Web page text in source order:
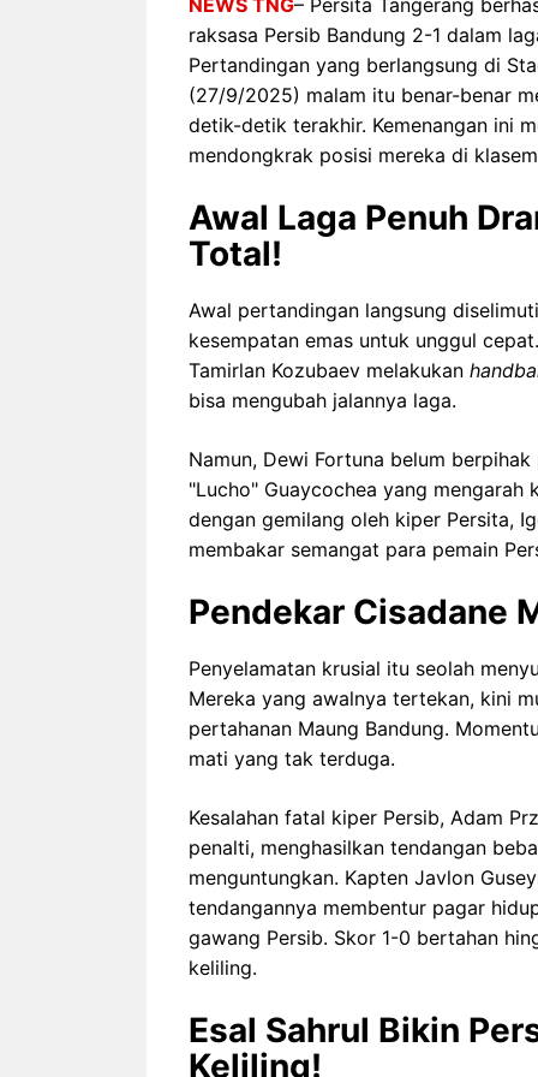
NEWS TNG– Persita Tangerang
raksasa Persib Bandung 2-1 dalam
Pertandingan yang berlangsung di
(27/9/2025) malam itu benar-benar
detik-detik terakhir. Kemenangan ini
mendongkrak posisi mereka di
Awal Laga Penuh
Total!
Awal pertandingan langsung
kesempatan emas untuk unggul
Tamirlan Kozubaev melakukan
bisa mengubah jalannya laga.
Namun, Dewi Fortuna belum
"Lucho" Guaycochea yang
dengan gemilang oleh kiper Persita,
membakar semangat para pemain
Pendekar Cisadane
Penyelamatan krusial itu seolah
Mereka yang awalnya tertekan, kini
pertahanan Maung Bandung.
mati yang tak terduga.
Kesalahan fatal kiper Persib, Adam
penalti, menghasilkan tendangan
menguntungkan. Kapten Javlon
tendangannya membentur pagar
gawang Persib. Skor 1-0 bertahan
keliling.
Esal Sahrul Bikin
Keliling!